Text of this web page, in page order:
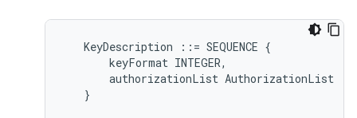
KeyDescription ::= SEQUENCE {
keyFormat INTEGER,
authorizationList AuthorizationList
}